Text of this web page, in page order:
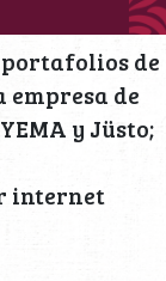
portafolios de
empresa de
y Jüsto;
internet